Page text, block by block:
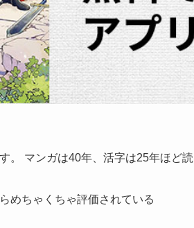
。 マンガは40年、活字は25年ほど読
めちゃくちゃ評価されている